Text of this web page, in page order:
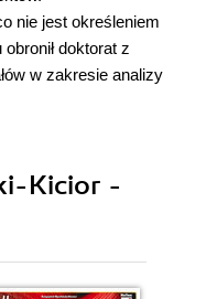
nie jest określeniem
doktorat z
w zakresie analizy
Kicior -